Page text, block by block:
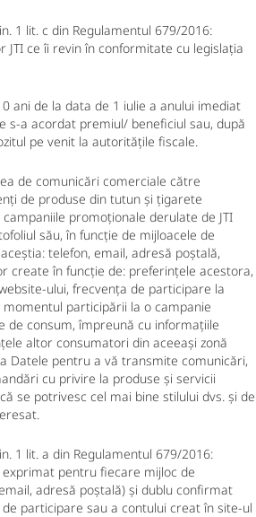
1 lit. c din Regulamentul 679/2016:
JTI ce îi revin în conformitate cu legislația
ani de la data de 1 iulie a anului imediat
s-a acordat premiul/ beneficiul sau, după
pe venit la autoritățile fiscale.
de comunicări comerciale către
de produse din tutun și țigarete
promoționale derulate de JTI
său, în funcție de mijloacele de
telefon, email, adresă poștală,
create în funcție de: preferințele acestora,
ului, frecvența de participare la
participării la o campanie
de consum, împreună cu informațiile
altor consumatori din aceeași zonă
Datele pentru a vă transmite comunicări,
cu privire la produse și servicii
se potrivesc cel mai bine stilului dvs. și de
1 lit. a din Regulamentul 679/2016:
pentru fiecare mijloc de
adresă poștală) și dublu confirmat
participare sau a contului creat în site-ul